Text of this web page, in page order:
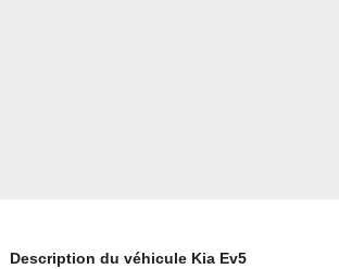
Description du véhicule Kia Ev5